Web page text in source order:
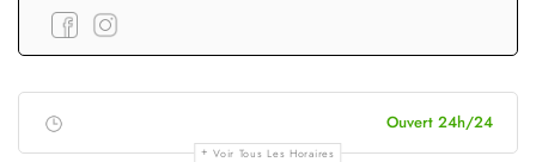
Ouvert 24h/24
Voir Tous Les Horaires